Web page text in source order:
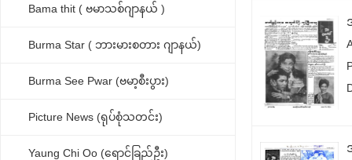
Bama thit ( ဗမာသစ်ဂျာနယ် )
Burma Star ( ဘားမားစတား ဂျာနယ်)
Burma See Pwar (ဗမာ့စီးပွား)
Picture News (ရုပ်စုံသတင်း)
Yaung Chi Oo (ရောင်ခြည်ဦး)